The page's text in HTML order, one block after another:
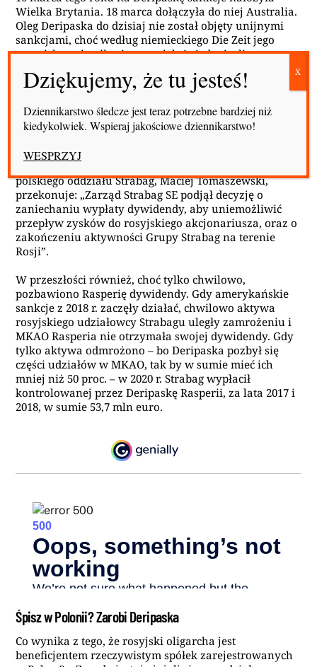
Wielka Brytania. 18 marca dołączyła do niej Australia.
Oleg Deripaska do dzisiaj nie został objęty unijnymi
sankcjami, choć według niemieckiego Die Zeit jego
nazwisko pojawiło się w projekcie jednej z list
– Pozostaje dla nas tajemnicą, w jaki sposób udało mu
się ostatecznie zostać skreślonym z listy – mówił
niemieckim dziennikarzom wysokiej rangi europejski
polskiego oddziału Strabag, Maciej Tomaszewski,
przekonuje: „Zarząd Strabag SE podjął decyzję o
zaniechaniu wypłaty dywidendy, aby uniemożliwić
przepływ zysków do rosyjskiego akcjonariusza, oraz o
zakończeniu aktywności Grupy Strabag na terenie
Rosji”.
W przeszłości również, choć tylko chwilowo,
pozbawiono Rasperię dywidendy. Gdy amerykańskie
sankcje z 2018 r. zaczęły działać, chwilowo aktywa
rosyjskiego udziałowcy Strabagu uległy zamrożeniu i
MKAO Rasperia nie otrzymała swojej dywidendy. Gdy
tylko aktywa odmrożono – bo Deripaska pozbył się
części udziałów w MKAO, tak by w sumie mieć ich
mniej niż 50 proc. – w 2020 r. Strabag wypłacił
kontrolowanej przez Deripaskę Rasperii, za lata 2017 i
2018, w sumie 53,7 mln euro.
Śpisz w Polonii? Zarobi Deripaska
Co wynika z tego, że rosyjski oligarcha jest
beneficjentem rzeczywistym spółek zarejestrowanych
Dziennikarstwo śledcze jest teraz potrzebne bardziej niż
kiedykolwiek. Wspieraj jakościowe dziennikarstwo!
WESPRZYJ